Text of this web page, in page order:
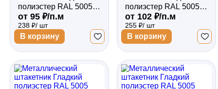
полиэстер RAL 5005
(Синий) 2500*100*0,45
двухсторонний
Фигурный
от 95 ₽/п.м
238 ₽/ шт
В корзину
полиэстер RAL 5005
(Синий) 2500*100*0,5
двухсторонний
Фигурный
от 102 ₽/п.м
255 ₽/ шт
В корзину